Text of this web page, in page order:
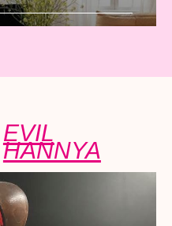
EVIL
HANNYA